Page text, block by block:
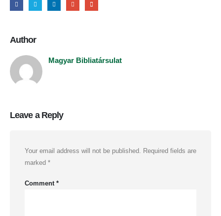
Author
Magyar Bibliatársulat
Leave a Reply
Your email address will not be published. Required fields are
marked *
Comment *